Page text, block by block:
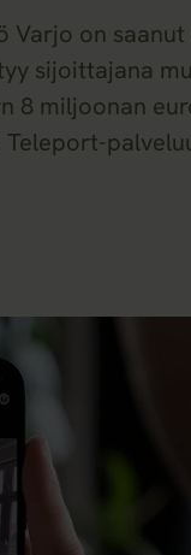
Varjo on
sijoittajana
8 miljoonan